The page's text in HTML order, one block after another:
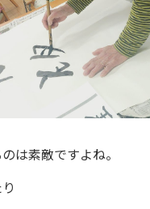
は素敵ですよね。